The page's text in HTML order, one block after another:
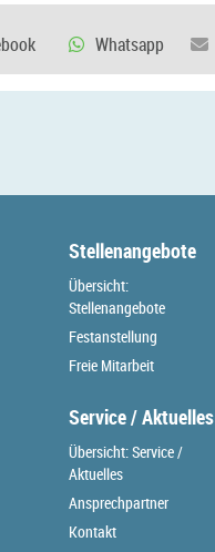
Stellenangebote
Übersicht:
Stellenangebote
Festanstellung
Freie Mitarbeit
Service / Aktuelles
Übersicht: Service /
Aktuelles
Ansprechpartner
Kontakt